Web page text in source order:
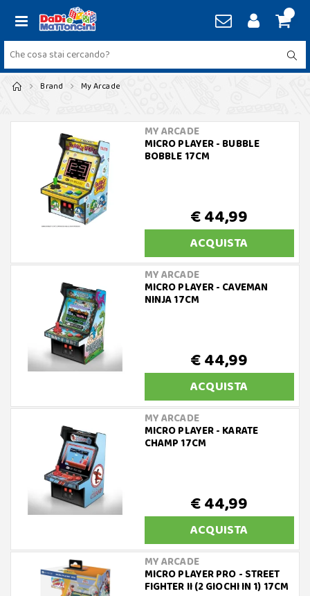
Brand My Arcade
MY ARCADE
MICRO PLAYER - BUBBLE
BOBBLE 17CM
€ 44,99
ACQUISTA
MY ARCADE
MICRO PLAYER - CAVEMAN
NINJA 17CM
€ 44,99
ACQUISTA
MY ARCADE
MICRO PLAYER - KARATE
CHAMP 17CM
€ 44,99
ACQUISTA
MY ARCADE
MICRO PLAYER PRO - STREET
FIGHTER II (2 GIOCHI IN 1) 17CM